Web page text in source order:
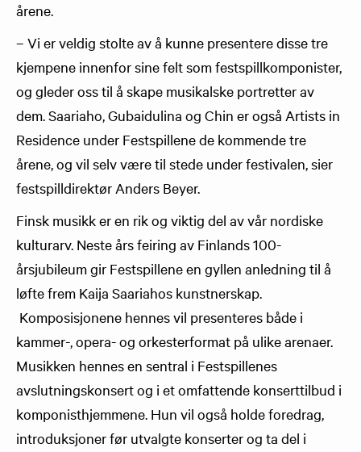
årene.
– Vi er veldig stolte av å kunne presentere disse tre
kjempene innenfor sine felt som festspillkomponister,
og gleder oss til å skape musikalske portretter av
dem. Saariaho, Gubaidulina og Chin er også Artists in
Residence under Festspillene de kommende tre
årene, og vil selv være til stede under festivalen, sier
festspilldirektør Anders Beyer.
Finsk musikk er en rik og viktig del av vår nordiske
kulturarv. Neste års feiring av Finlands 100-
årsjubileum gir Festspillene en gyllen anledning til å
løfte frem Kaija Saariahos kunstnerskap.
Komposisjonene hennes vil presenteres både i
kammer-, opera- og orkesterformat på ulike arenaer.
Musikken hennes en sentral i Festspillenes
avslutningskonsert og i et omfattende konserttilbud i
komponisthjemmene. Hun vil også holde foredrag,
introduksjoner før utvalgte konserter og ta del i